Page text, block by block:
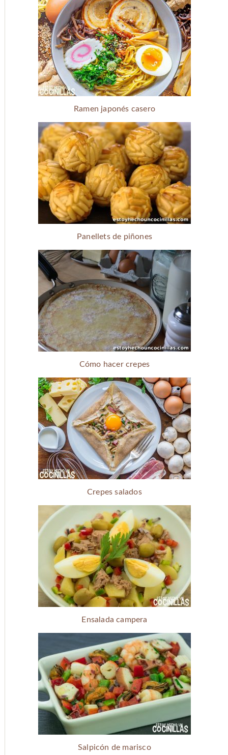
Ramen japonés casero
Panellets de piñones
Cómo hacer crepes
Crepes salados
Ensalada campera
Salpicón de marisco